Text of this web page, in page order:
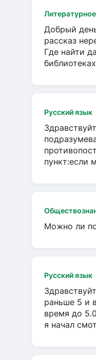
Добрый
рассказ
Где найти
Русский язык
пункт:если
Можно ли
Русский язык
раньше 5 и
время до
я начал